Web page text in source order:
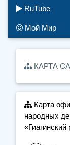
RuTube
Мой Мир
КАРТА
Карта
народных
«Гиагинский